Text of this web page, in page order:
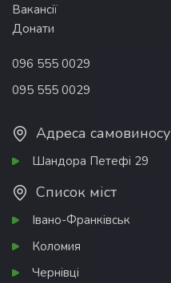
Вакансії
Донати
096 555 0029
095 555 0029
Адреса самовиносу
Шандора Петефі 29
Список міст
Івано-Франківськ
Коломия
Чернівці